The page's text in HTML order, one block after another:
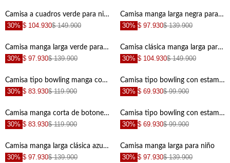
+ +
+
Camisa a cuadros verde para niño
30% $ 104.930$ 149.900
Camisa manga larga negra para niño
30% $ 97.930$ 139.900
Camisa manga larga verde para niño
30% $ 97.930$ 139.900
Camisa clásica manga larga para niño
30% $ 104.930$ 149.900
Camisa tipo bowling manga corta verde para niño
30% $ 83.930$ 119.900
Camisa tipo bowling con estampado tropical para niño con detalle fruncido
30% $ 69.930$ 99.900
Camisa manga corta de botones azul para niño
30% $ 83.930$ 119.900
Camisa tipo bowling con estampado tropical para niño con cuello estructurado
30% $ 69.930$ 99.900
Camisa manga larga clásica azul para niño
30% $ 97.930$ 139.900
Camisa manga larga para niño
30% $ 97.930$ 139.900